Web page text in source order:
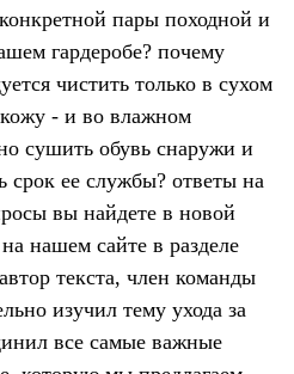
пары походной и
гардеробе? почему
чистить только в сухом
кожу - и во влажном
сушить обувь снаружи и
срок ее службы? ответы на
вы найдете в новой
нашем сайте в разделе
текста, член команды
изучил тему ухода за
все самые важные